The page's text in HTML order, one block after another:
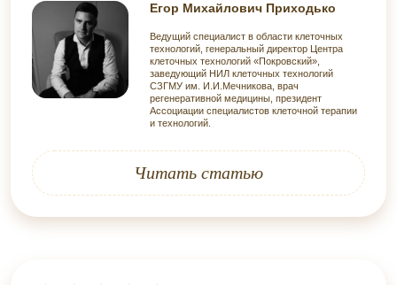
Егор Михайлович Приходько
Ведущий специалист в области клеточных
технологий, генеральный директор Центра
клеточных технологий «Покровский»,
заведующий НИЛ клеточных технологий
СЗГМУ им. И.И.Мечникова, врач
регенеративной медицины, президент
Ассоциации специалистов клеточной терапии
и технологий.
Читать статью